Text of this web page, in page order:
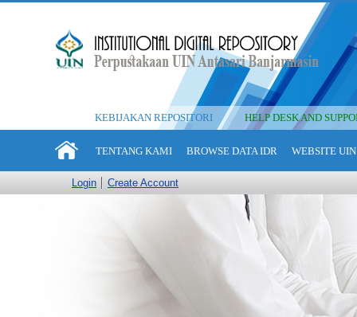
KEBIJAKAN REPOSITORI HELP DESK AND
TENTANG KAMI BROWSE DATA IDR WEBSITE
Login Create Account